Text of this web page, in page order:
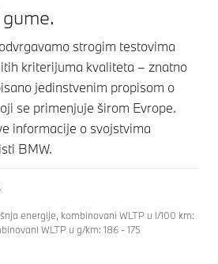
strogim testovima
kriterijuma kvaliteta – znatno
jedinstvenim propisom o
se primenjuje širom Evrope.
informacije o svojstvima
BMW.
energije, kombinovani WLTP u l/100 km:
WLTP u g/km: 186 - 175